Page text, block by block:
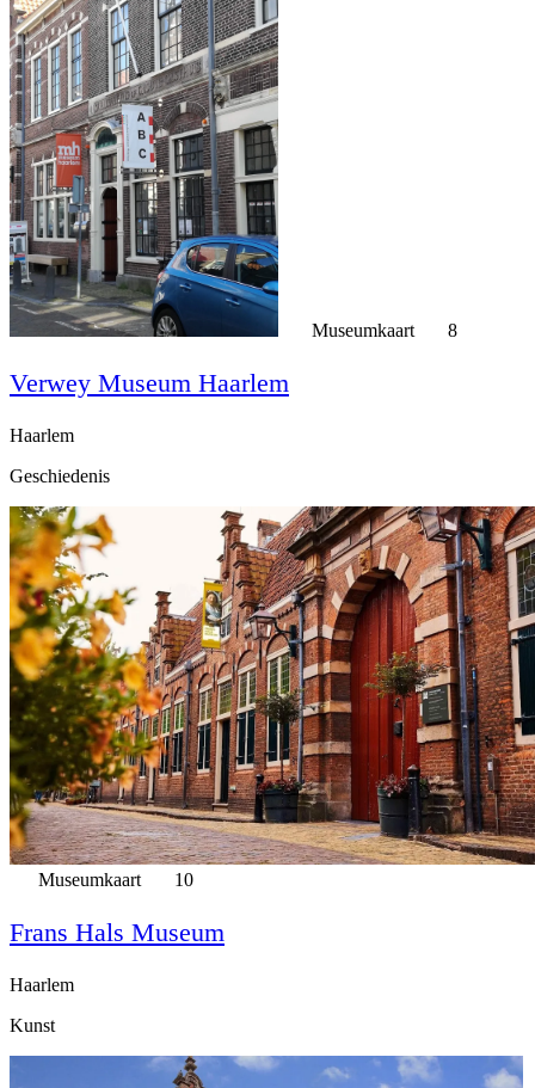
Museumkaart 8
Verwey Museum Haarlem
Haarlem
Geschiedenis
Museumkaart 10
Frans Hals Museum
Haarlem
Kunst